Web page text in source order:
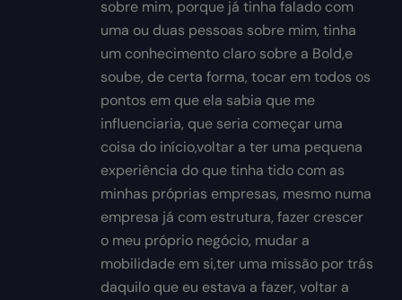
sobre mim, porque já tinha falado com
uma ou duas pessoas sobre mim, tinha
um conhecimento claro sobre a Bold,e
soube, de certa forma, tocar em todos os
pontos em que ela sabia que me
influenciaria, que seria começar uma
coisa do início,voltar a ter uma pequena
experiência do que tinha tido com as
minhas próprias empresas, mesmo numa
empresa já com estrutura, fazer crescer
o meu próprio negócio, mudar a
mobilidade em si,ter uma missão por trás
daquilo que eu estava a fazer, voltar a